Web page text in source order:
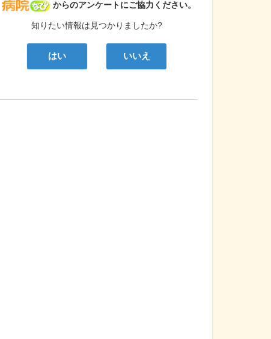
病院なび
からのアンケートにご協力ください。
知りたい情報は見つかりましたか?
はい いいえ